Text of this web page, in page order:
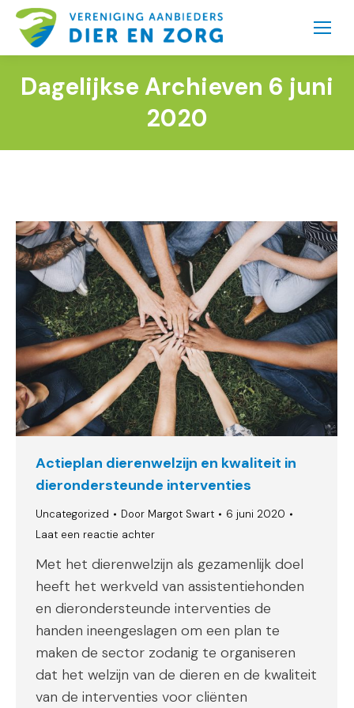
Dagelijkse Archieven 6 juni
2020
Actieplan dierenwelzijn en kwaliteit in
dierondersteunde interventies
Uncategorized Door Margot Swart
6 juni 2020
Laat een reactie achter
Met het dierenwelzijn als gezamenlijk doel
heeft het werkveld van assistentiehonden
en dierondersteunde interventies de
handen ineengeslagen om een plan te
maken de sector zodanig te organiseren
dat het welzijn van de dieren en de kwaliteit
van de interventies voor cliënten